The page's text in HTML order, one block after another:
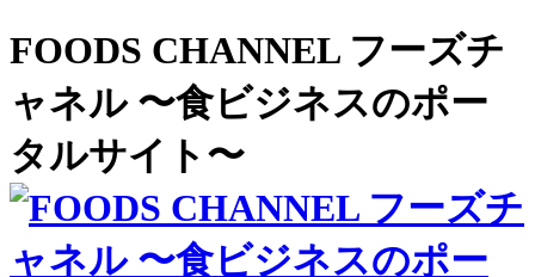
FOODS CHANNEL フーズチ
ャネル 〜食ビジネスのポー
タルサイト〜